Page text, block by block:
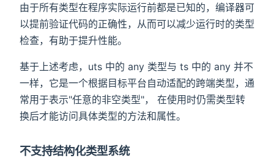
由于所有类型在程序实际运行前都是已知的，编译器可
以提前验证代码的正确性，从而可以减少运行时的类型
检查，有助于提升性能。
基于上述考虑，uts 中的 any 类型与 ts 中的 any 并不
一样，它是一个根据目标平台自动适配的跨端类型，通
常用于表示"任意的非空类型"， 在使用时仍需类型转
换后才能访问具体类型的方法和属性。
不支持结构化类型系统